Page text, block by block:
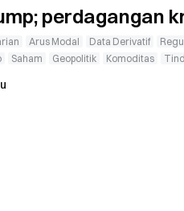
perdagangan
dari pajak
Arus Modal Data Derivatif
Saham Geopolitik Komoditas